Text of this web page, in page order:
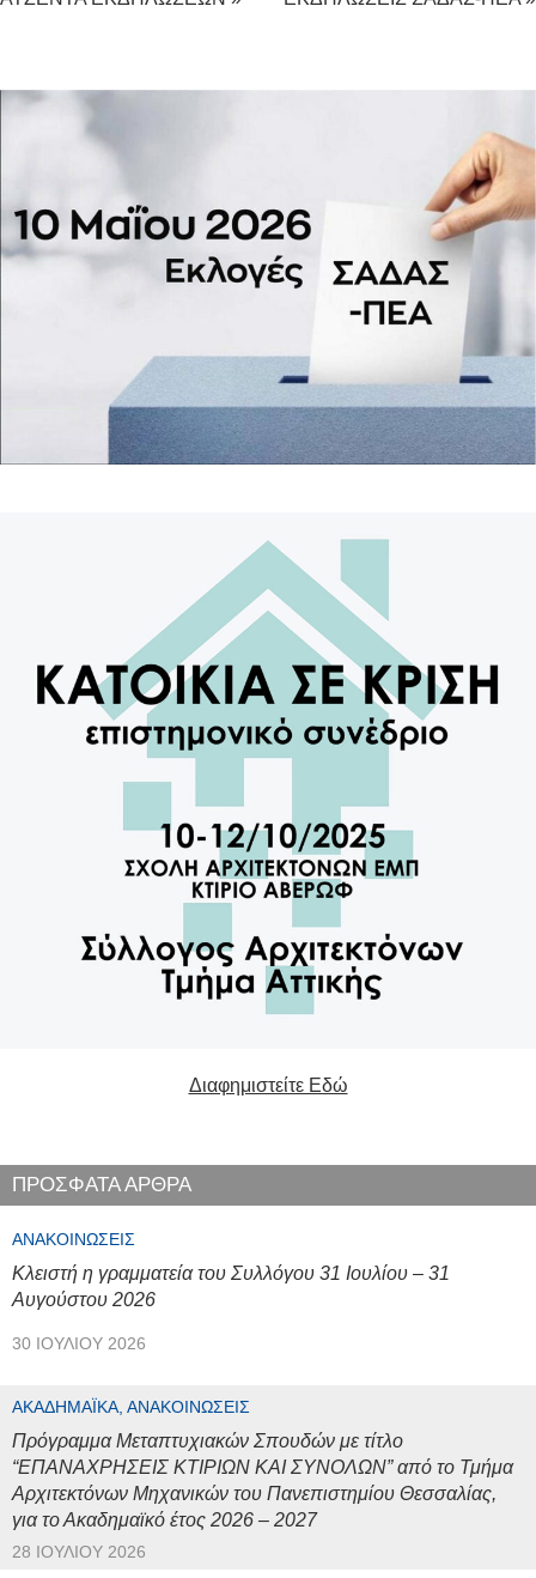
Διαφημιστείτε Εδώ
ΠΡΟΣΦΑΤΑ ΑΡΘΡΑ
ΑΝΑΚΟΙΝΏΣΕΙΣ
Κλειστή η γραμματεία του Συλλόγου 31 Ιουλίου – 31
Αυγούστου 2026
30 ΙΟΥΛΊΟΥ 2026
ΑΚΑΔΗΜΑΪΚΆ, ΑΝΑΚΟΙΝΏΣΕΙΣ
Πρόγραμμα Μεταπτυχιακών Σπουδών με τίτλο
“ΕΠΑΝΑΧΡΗΣΕΙΣ ΚΤΙΡΙΩΝ ΚΑΙ ΣΥΝΟΛΩΝ” από το Τμήμα
Αρχιτεκτόνων Μηχανικών του Πανεπιστημίου Θεσσαλίας,
για το Ακαδημαϊκό έτος 2026 – 2027
28 ΙΟΥΛΊΟΥ 2026